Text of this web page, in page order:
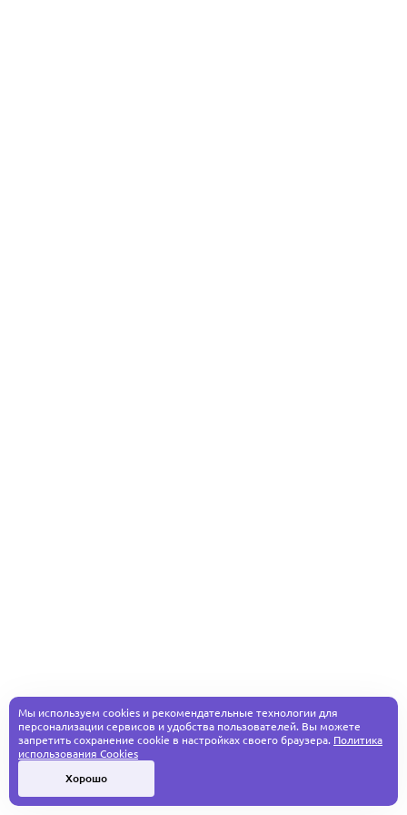
Мы используем cookies и рекомендательные технологии для
персонализации сервисов и удобства пользователей. Вы можете
запретить сохранение cookie в настройках своего браузера. Политика
использования Cookies
Хорошо